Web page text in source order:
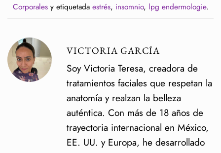
Corporalesy etiquetada estrés, insomnio, lpg endermologie.
VICTORIA GARCÍA
Soy Victoria Teresa, creadora de
tratamientos faciales que respetan la
anatomía y realzan la belleza
auténtica. Con más de 18 años de
trayectoria internacional en México,
EE. UU. y Europa, he desarrollado